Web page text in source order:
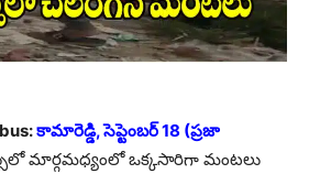
కామారెడ్డి, సెప్టెంబర్ 18 (ప్రజా
మార్గమధ్యంలో ఒక్కసారిగా మంటలు